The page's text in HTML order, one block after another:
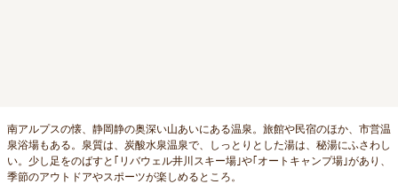
南アルプスの懐、静岡静の奥深い山あいにある温泉。旅館や民宿のほか、市営温
泉浴場もある。泉質は、炭酸水泉温泉で、しっとりとした湯は、秘湯にふさわし
い。少し足をのばすと｢リバウェル井川スキー場｣や｢オートキャンプ場｣があり、
季節のアウトドアやスポーツが楽しめるところ。